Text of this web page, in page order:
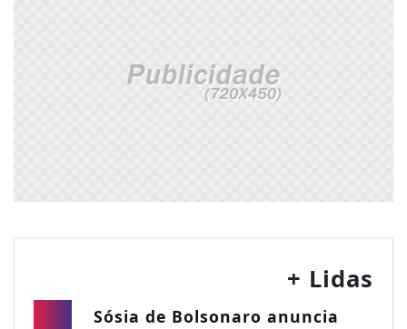
+ Lidas
Sósia de Bolsonaro anuncia